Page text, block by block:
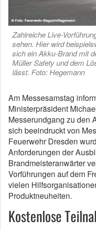
Zahlreiche Live-
sehen. Hier wird
sich ein Akku-Brand mit
Müller Safety und dem
lässt. Foto: Hegemann
Am Messesamstag
Ministerpräsident
Messerundgang zu den
sich beeindruckt von
Feuerwehr Dresden
Anforderungen der
Brandmeisteranwärter
Vorführungen auf dem
vielen
Produktneuheiten.
Kostenlose